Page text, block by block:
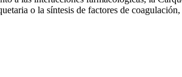
o la síntesis de factores de